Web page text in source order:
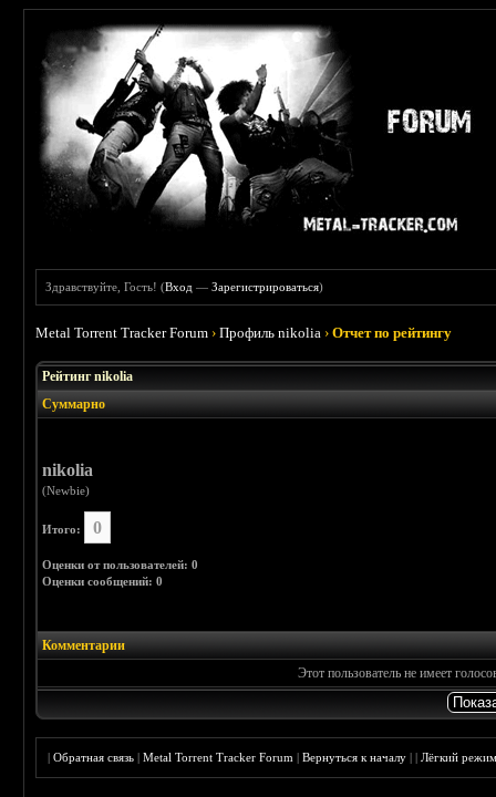
Здравствуйте, Гость! (Вход —Зарегистрироваться)
Metal Torrent Tracker Forum ›Профиль nikolia ›Отчет по рейтингу
Рейтинг nikolia
Суммарно
nikolia
(Newbie)
Итого: 0
Оценки от пользователей: 0
Оценки сообщений: 0
Комментарии
Этот пользователь не имеет
|Обратная связь |Metal Torrent Tracker Forum |Вернуться к началу ||Лёгкий